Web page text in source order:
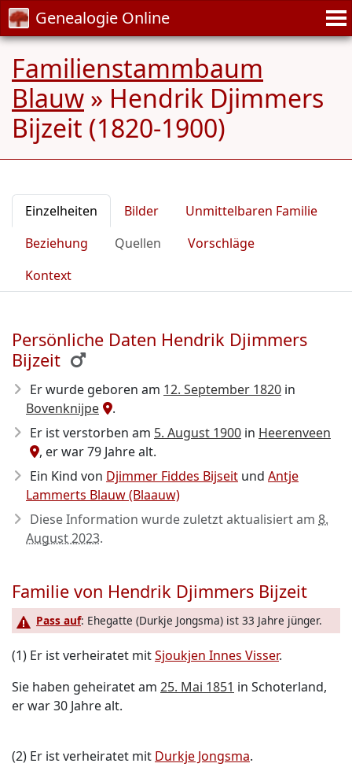
Genealogie Online
Familienstammbaum
Blauw » Hendrik Djimmers
Bijzeit (1820-1900)
Einzelheiten Bilder
Unmittelbaren Familie
Beziehung
Quellen
Vorschläge
Kontext
Persönliche Daten Hendrik Djimmers
Bijzeit
Er wurde geboren am 12. September 1820 in
Bovenknijpe
.
Er ist verstorben am 5. August 1900 in Heerenveen
, er war 79 Jahre alt.
Ein Kind von Djimmer Fiddes Bijseit und Antje
Lammerts Blauw (Blaauw)
Diese Information wurde zuletzt aktualisiert am 8.
August 2023.
Familie von Hendrik Djimmers Bijzeit
Pass auf: Ehegatte (Durkje Jongsma) ist 33 Jahre jünger.
(1) Er ist verheiratet mitSjoukjen Innes Visser.
Sie haben geheiratet am 25. Mai 1851 in Schoterland,
er war 30 Jahre alt.
(2) Er ist verheiratet mit Durkje Jongsma.